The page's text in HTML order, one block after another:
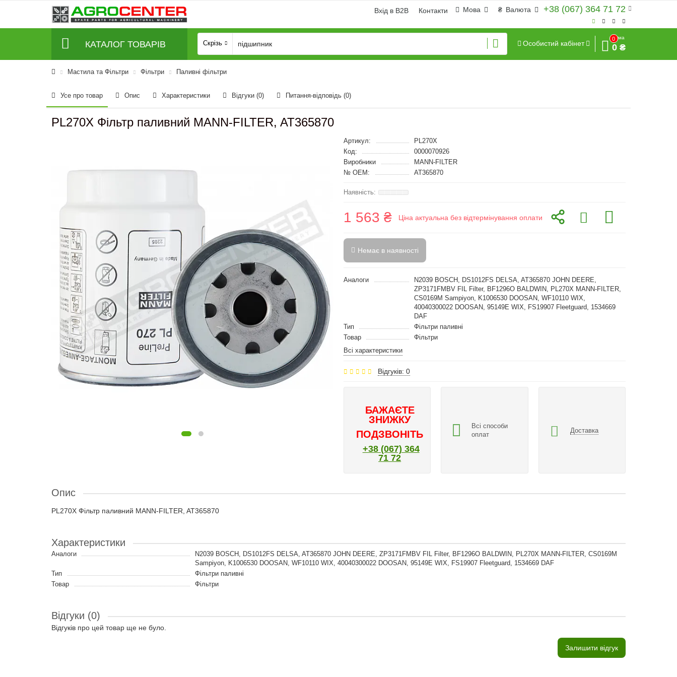
+38 (067) 364 71 72
₴ Валюта
Мова
Вхід в B2B Контакти
КАТАЛОГ ТОВАРІВ Скрізь Особистий кабінет
0
Сума
0 ₴
Мастила та Фільтри Фільтри Паливні фільтри
Усе про товар Опис Характеристики Відгуки (0) Питання-відповідь (0)
PL270X Фільтр паливний MANN-FILTER, AT365870
Артикул:
PL270X
Код:
0000070926
Виробники
MANN-FILTER
№ OEM:
AT365870
1 563 ₴ Ціна актуальна без відтермінування оплати
Немає в наявності
Аналоги
N2039 BOSCH, DS1012FS DELSA, AT365870 JOHN DEERE,
ZP3171FMBV FIL Filter, BF1296O BALDWIN, PL270X MANN-FILTER,
CS0169M Sampiyon, K1006530 DOOSAN, WF10110 WIX,
40040300022 DOOSAN, 95149E WIX, FS19907 Fleetguard, 1534669
DAF
Тип
Фільтри паливні
Товар
Фільтри
Всі характеристики
Відгуків: 0
БАЖАЄТЕ
ЗНИЖКУ
ПОДЗВОНІТЬ
+38 (067) 364
71 72
Всі способи
оплат
Доставка
Опис
PL270X Фільтр паливний MANN-FILTER, AT365870
Характеристики
Аналоги
N2039 BOSCH, DS1012FS DELSA, AT365870 JOHN DEERE, ZP3171FMBV FIL Filter, BF1296O BALDWIN, PL270X MANN-FILTER, CS0169M
Sampiyon, K1006530 DOOSAN, WF10110 WIX, 40040300022 DOOSAN, 95149E WIX, FS19907 Fleetguard, 1534669 DAF
Тип
Фільтри паливні
Товар
Фільтри
Відгуки (0)
Відгуків про цей товар ще не було.
Залишити відгук